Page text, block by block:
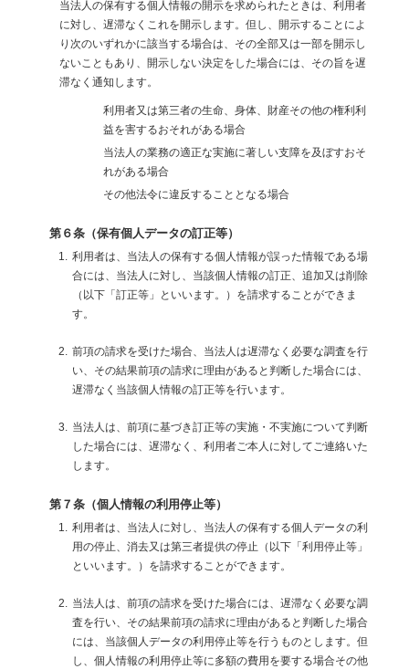
当法人の保有する個人情報の開示を求められたときは、利用者
に対し、遅滞なくこれを開示します。但し、開示することによ
り次のいずれかに該当する場合は、その全部又は一部を開示し
ないこともあり、開示しない決定をした場合には、その旨を遅
滞なく通知します。
利用者又は第三者の生命、身体、財産その他の権利利
益を害するおそれがある場合
当法人の業務の適正な実施に著しい支障を及ぼすおそ
れがある場合
その他法令に違反することとなる場合
第６条（保有個人データの訂正等）
利用者は、当法人の保有する個人情報が誤った情報である場
合には、当法人に対し、当該個人情報の訂正、追加又は削除
（以下「訂正等」といいます。）を請求することができま
す。
前項の請求を受けた場合、当法人は遅滞なく必要な調査を行
い、その結果前項の請求に理由があると判断した場合には、
遅滞なく当該個人情報の訂正等を行います。
当法人は、前項に基づき訂正等の実施・不実施について判断
した場合には、遅滞なく、利用者ご本人に対してご連絡いた
します。
第７条（個人情報の利用停止等）
利用者は、当法人に対し、当法人の保有する個人データの利
用の停止、消去又は第三者提供の停止（以下「利用停止等」
といいます。）を請求することができます。
当法人は、前項の請求を受けた場合には、遅滞なく必要な調
査を行い、その結果前項の請求に理由があると判断した場合
には、当該個人データの利用停止等を行うものとします。但
し、個人情報の利用停止等に多額の費用を要する場合その他